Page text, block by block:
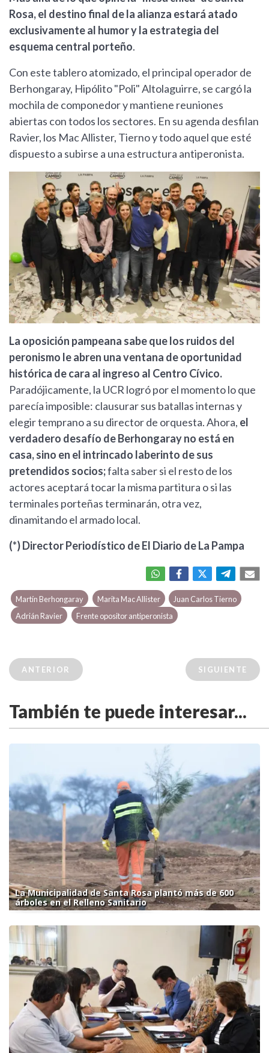
Rosa, el destino final de la alianza estará atado
exclusivamente al humor y la estrategia del
esquema central porteño.
Con este tablero atomizado, el principal operador de
Berhongaray, Hipólito "Poli" Altolaguirre, se cargó la
mochila de componedor y mantiene reuniones
abiertas con todos los sectores. En su agenda desfilan
Ravier, los Mac Allister, Tierno y todo aquel que esté
dispuesto a subirse a una estructura antiperonista.
La oposición pampeana sabe que los ruidos del
peronismo le abren una ventana de oportunidad
histórica de cara al ingreso al Centro Cívico.
Paradójicamente, la UCR logró por el momento lo que
parecía imposible: clausurar sus batallas internas y
elegir temprano a su director de orquesta. Ahora, el
verdadero desafío de Berhongaray no está en
casa, sino en el intrincado laberinto de sus
pretendidos socios;falta saber si el resto de los
actores aceptará tocar la misma partitura o si las
terminales porteñas terminarán, otra vez,
dinamitando el armado local.
(*) Director Periodístico de El Diario de La Pampa
Martín Berhongaray Marita Mac Allister
Juan Carlos Tierno
Adrián Ravier
Frente opositor antiperonista
ANTERIOR SIGUIENTE
También te puede interesar...
La Municipalidad de Santa Rosa plantó más de 600
árboles en el Relleno Sanitario